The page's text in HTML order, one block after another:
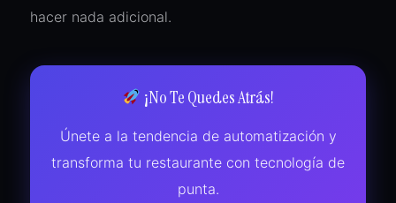
hacer nada adicional.
¡No Te Quedes Atrás!
Únete a la tendencia de automatización y
transforma tu restaurante con tecnología de
punta.